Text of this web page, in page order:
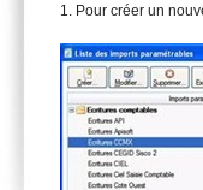
1. Pour créer un